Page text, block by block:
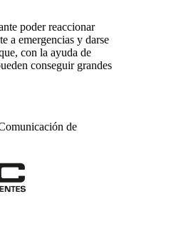
poder reaccionar
a emergencias y darse
con la ayuda de
conseguir grandes
de